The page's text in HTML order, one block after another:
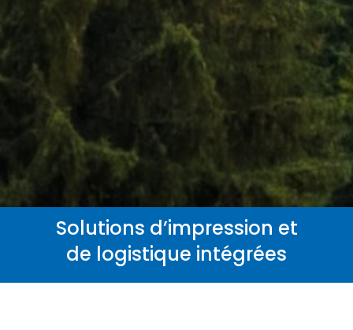
Solutions d’impression et
de logistique intégrées